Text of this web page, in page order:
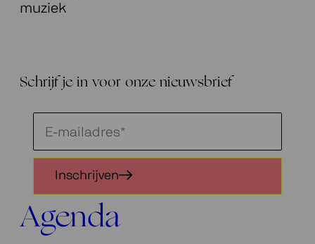
muziek
Schrijf je in voor onze nieuwsbrief
Schrijf
je
voor
onze
nieuwsbrief
Inschrijven
Agenda